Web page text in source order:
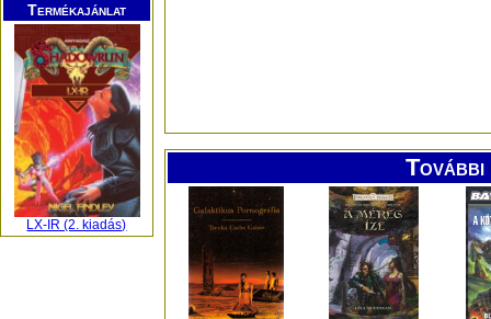
Termékajánlat
LX-IR (2. kiadás)